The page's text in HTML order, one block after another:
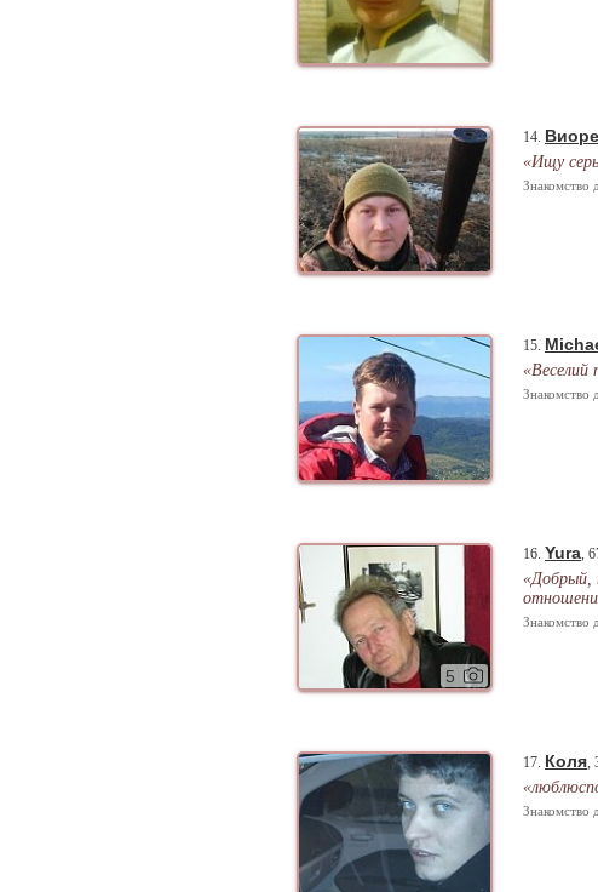
14.
«Ищу
Знакомство
15.
«Веселий
Знакомство
5
16. Yura,
«Добрый,
Знакомство
17. Коля,
Знакомство